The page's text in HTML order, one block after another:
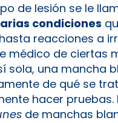
de lesión se le
condiciones
reacciones a
médico de ciertas
sola, una mancha
de qué se
hacer pruebas.
de manchas